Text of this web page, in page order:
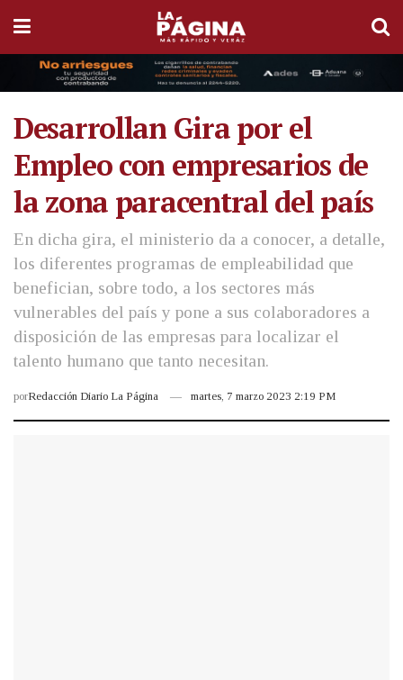
Desarrollan Gira por el
Empleo con empresarios de
la zona paracentral del país
En dicha gira, el ministerio da a conocer, a detalle,
los diferentes programas de empleabilidad que
benefician, sobre todo, a los sectores más
vulnerables del país y pone a sus colaboradores a
disposición de las empresas para localizar el
talento humano que tanto necesitan.
porRedacción Diario La Página martes, 7 marzo 2023 2:19 PM